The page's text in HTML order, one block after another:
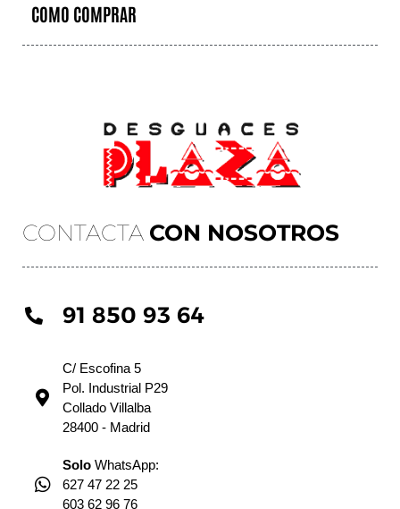
CONTACTA CON NOSOTROS
91 850 93 64
C/ Escofina 5
Pol. Industrial P29
Collado Villalba
28400 - Madrid
Solo WhatsApp:
627 47 22 25
603 62 96 76
COMO COMPRAR